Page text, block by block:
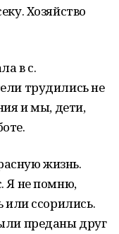
Хозяйство
в с.
трудились не
и мы, дети,
жизнь.
Я не помню,
или ссорились.
преданы друг